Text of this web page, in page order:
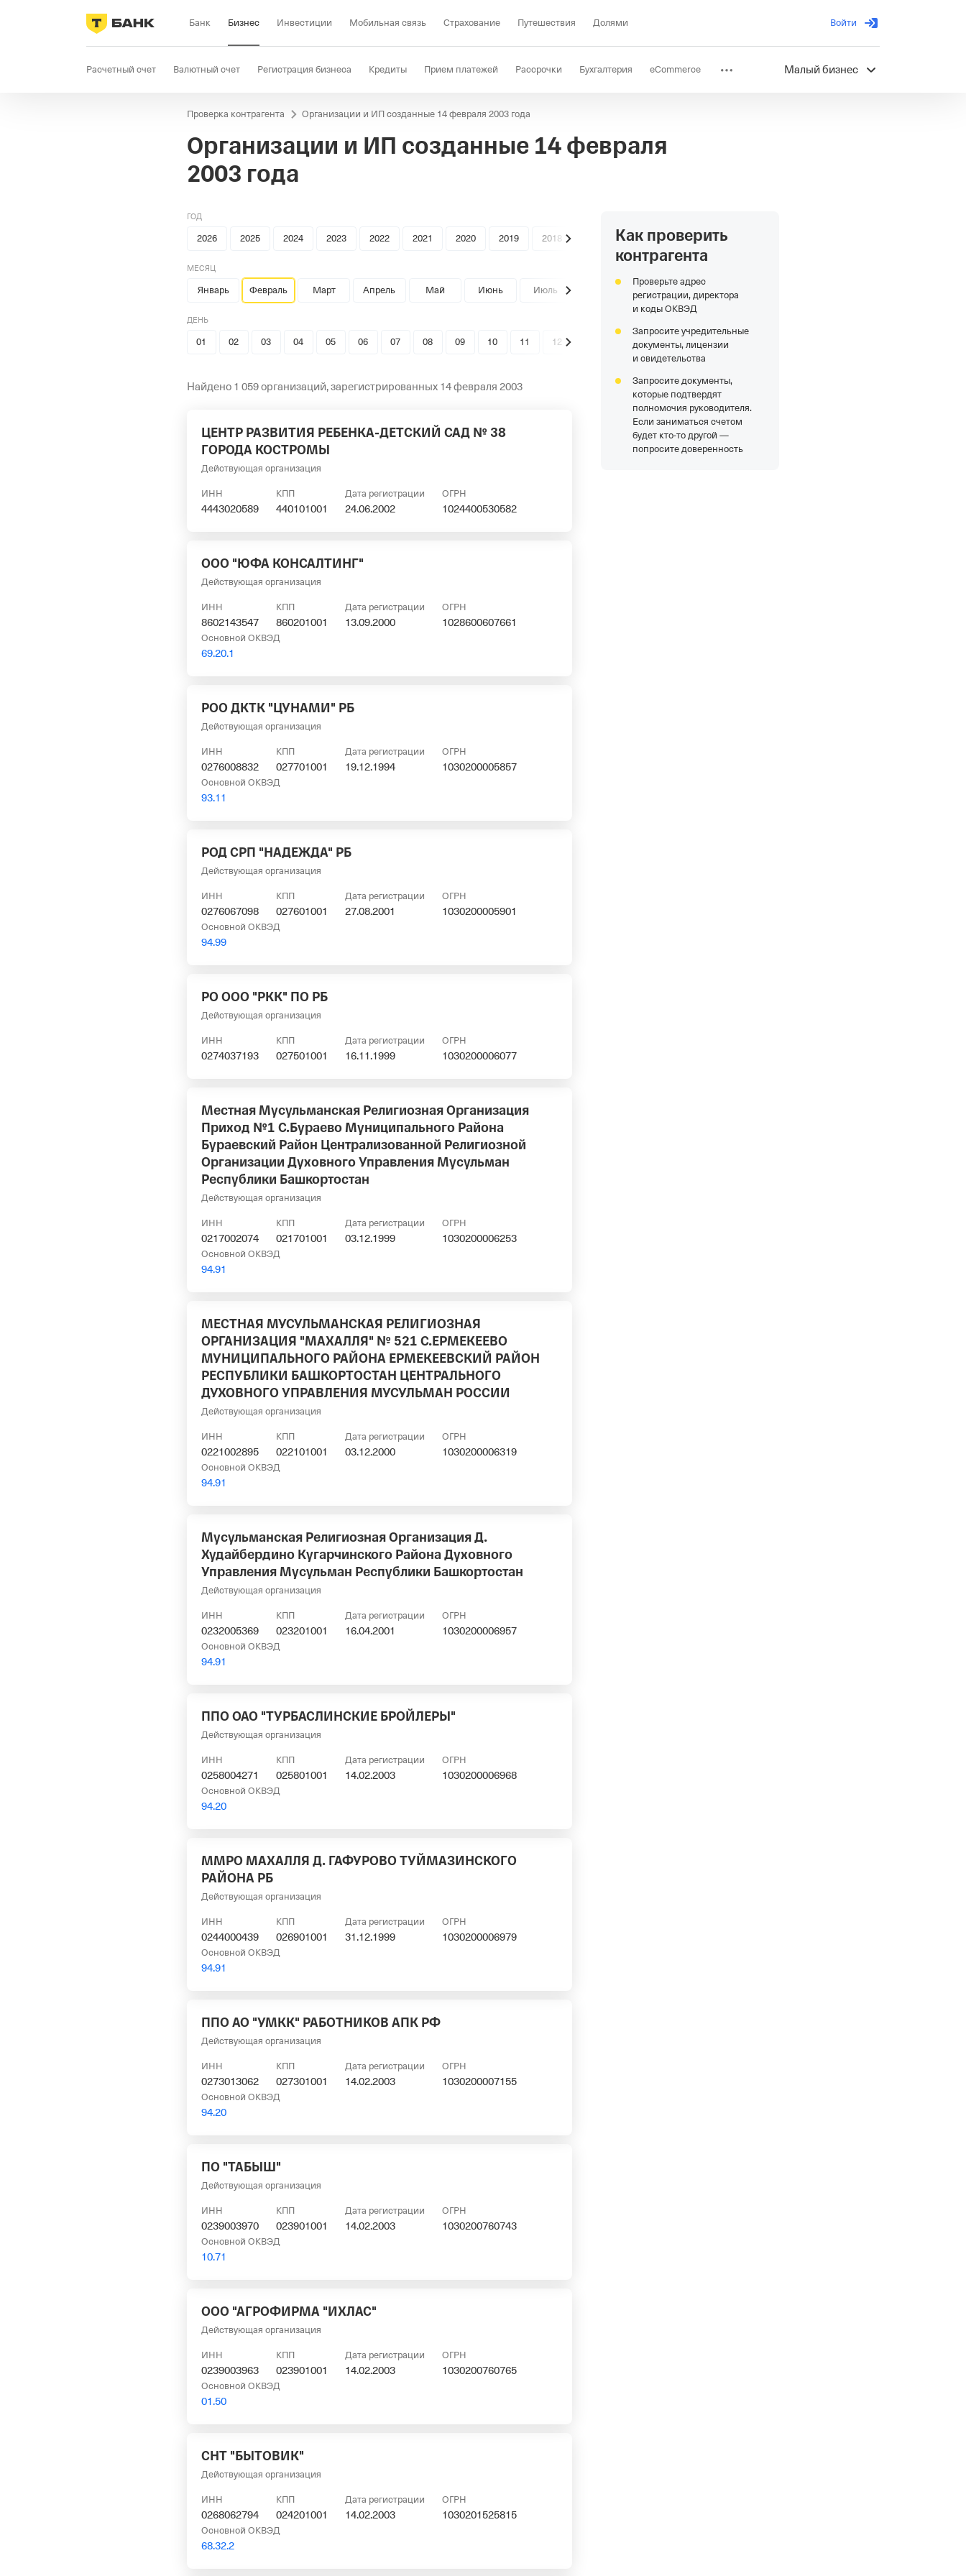
Банк Бизнес Инвестиции Мобильная связь Страхование Путешествия Долями Войти
Расчетный счет Валютный счет Регистрация бизнеса Кредиты Прием платежей Рассрочки Бухгалтерия eCommerce
Продажи Селлер Госзакупки Депозиты КЭДО Отраслевые решения
Малый бизнес
Проверка контрагента Организации и ИП созданные 14 февраля 2003 года
Организации и ИП созданные 14 февраля
2003 года
ГОД
2026 2025 2024 2023 2022 2021 2020 2019 2018
МЕСЯЦ
Январь Февраль Март Апрель Май Июнь Июль
ДЕНЬ
01 02 03 04 05 06 07 08 09 10 11 12
Найдено 1 059 организаций, зарегистрированных 14 февраля 2003
ЦЕНТР РАЗВИТИЯ РЕБЕНКА-ДЕТСКИЙ САД № 38
ГОРОДА КОСТРОМЫ
Действующая организация
ИНН
4443020589
КПП
440101001
Дата регистрации
24.06.2002
ОГРН
1024400530582
ООО "ЮФА КОНСАЛТИНГ"
Действующая организация
ИНН
8602143547
КПП
860201001
Дата регистрации
13.09.2000
ОГРН
1028600607661
Основной ОКВЭД
69.20.1
РОО ДКТК "ЦУНАМИ" РБ
Действующая организация
ИНН
0276008832
КПП
027701001
Дата регистрации
19.12.1994
ОГРН
1030200005857
Основной ОКВЭД
93.11
РОД СРП "НАДЕЖДА" РБ
Действующая организация
ИНН
0276067098
КПП
027601001
Дата регистрации
27.08.2001
ОГРН
1030200005901
Основной ОКВЭД
94.99
РО ООО "РКК" ПО РБ
Действующая организация
ИНН
0274037193
КПП
027501001
Дата регистрации
16.11.1999
ОГРН
1030200006077
Местная Мусульманская Религиозная Организация
Приход №1 С.Бураево Муниципального Района
Бураевский Район Централизованной Религиозной
Организации Духовного Управления Мусульман
Республики Башкортостан
Действующая организация
ИНН
0217002074
КПП
021701001
Дата регистрации
03.12.1999
ОГРН
1030200006253
Основной ОКВЭД
94.91
МЕСТНАЯ МУСУЛЬМАНСКАЯ РЕЛИГИОЗНАЯ
ОРГАНИЗАЦИЯ "МАХАЛЛЯ" № 521 С.ЕРМЕКЕЕВО
МУНИЦИПАЛЬНОГО РАЙОНА ЕРМЕКЕЕВСКИЙ РАЙОН
РЕСПУБЛИКИ БАШКОРТОСТАН ЦЕНТРАЛЬНОГО
ДУХОВНОГО УПРАВЛЕНИЯ МУСУЛЬМАН РОССИИ
Действующая организация
ИНН
0221002895
КПП
022101001
Дата регистрации
03.12.2000
ОГРН
1030200006319
Основной ОКВЭД
94.91
Мусульманская Религиозная Организация Д.
Худайбердино Кугарчинского Района Духовного
Управления Мусульман Республики Башкортостан
Действующая организация
ИНН
0232005369
КПП
023201001
Дата регистрации
16.04.2001
ОГРН
1030200006957
Основной ОКВЭД
94.91
ППО ОАО "ТУРБАСЛИНСКИЕ БРОЙЛЕРЫ"
Действующая организация
ИНН
0258004271
КПП
025801001
Дата регистрации
14.02.2003
ОГРН
1030200006968
Основной ОКВЭД
94.20
ММРО МАХАЛЛЯ Д. ГАФУРОВО ТУЙМАЗИНСКОГО
РАЙОНА РБ
Действующая организация
ИНН
0244000439
КПП
026901001
Дата регистрации
31.12.1999
ОГРН
1030200006979
Основной ОКВЭД
94.91
ППО АО "УМКК" РАБОТНИКОВ АПК РФ
Действующая организация
ИНН
0273013062
КПП
027301001
Дата регистрации
14.02.2003
ОГРН
1030200007155
Основной ОКВЭД
94.20
ПО "ТАБЫШ"
Действующая организация
ИНН
0239003970
КПП
023901001
Дата регистрации
14.02.2003
ОГРН
1030200760743
Основной ОКВЭД
10.71
ООО "АГРОФИРМА "ИХЛАС"
Действующая организация
ИНН
0239003963
КПП
023901001
Дата регистрации
14.02.2003
ОГРН
1030200760765
Основной ОКВЭД
01.50
СНТ "БЫТОВИК"
Действующая организация
ИНН
0268062794
КПП
024201001
Дата регистрации
14.02.2003
ОГРН
1030201525815
Основной ОКВЭД
68.32.2
Как проверить
контрагента
Проверьте адрес
регистрации, директора
и коды ОКВЭД
Запросите учредительные
документы, лицензии
и свидетельства
Запросите документы,
которые подтвердят
полномочия руководителя.
Если заниматься счетом
будет кто-то другой —
попросите доверенность